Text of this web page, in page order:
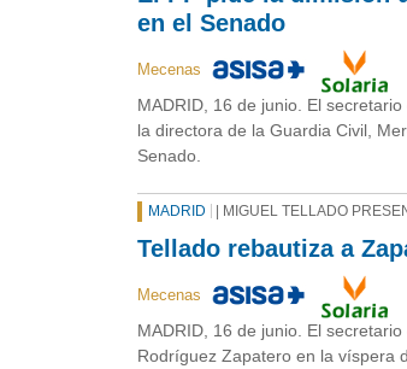
en el Senado
Mecenas
MADRID, 16 de junio. El
la directora de la Guardia Civil,
Senado.
MADRID | MIGUEL TELLADO
Tellado rebautiza a
Mecenas
MADRID, 16 de junio. El
Rodríguez Zapatero en la víspera